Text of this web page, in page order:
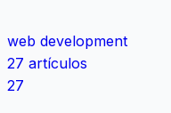
web development
27 artículos
27